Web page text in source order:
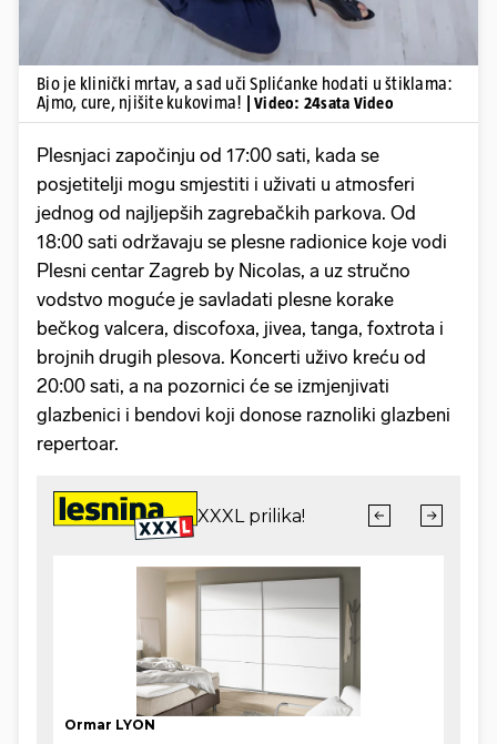
Bio je klinički mrtav, a sad uči Splićanke hodati u štiklama:
Ajmo, cure, njišite kukovima!
| Video: 24sata Video
Plesnjaci započinju od 17:00 sati, kada se
posjetitelji mogu smjestiti i uživati u atmosferi
jednog od najljepših zagrebačkih parkova. Od
18:00 sati održavaju se plesne radionice koje vodi
Plesni centar Zagreb by Nicolas, a uz stručno
vodstvo moguće je savladati plesne korake
bečkog valcera, discofoxa, jivea, tanga, foxtrota i
brojnih drugih plesova. Koncerti uživo kreću od
20:00 sati, a na pozornici će se izmjenjivati
glazbenici i bendovi koji donose raznoliki glazbeni
repertoar.